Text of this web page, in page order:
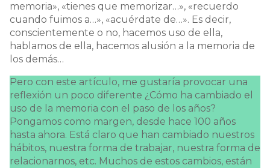
memoria», «tienes que memorizar…», «recuerdo
cuando fuimos a…», «acuérdate de…». Es decir,
conscientemente o no, hacemos uso de ella,
hablamos de ella, hacemos alusión a la memoria de
los demás…
Pero con este artículo, me gustaría provocar una
reflexión un poco diferente ¿Cómo ha cambiado el
uso de la memoria con el paso de los años?
Pongamos como margen, desde hace 100 años
hasta ahora. Está claro que han cambiado nuestros
hábitos, nuestra forma de trabajar, nuestra forma de
relacionarnos, etc. Muchos de estos cambios, están